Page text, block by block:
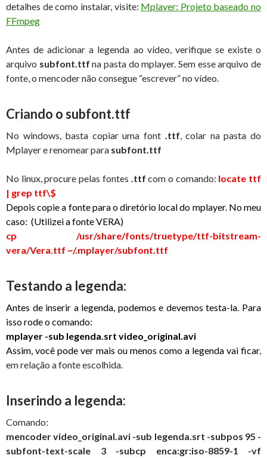
detalhes de como instalar, visite: Mplayer: Projeto baseado no
FFmpeg
Antes de adicionar a legenda ao vídeo, verifique se existe o
arquivo subfont.ttf na pasta do mplayer. Sem esse arquivo de
fonte, o mencoder não consegue “escrever” no vídeo.
Criando o subfont.ttf
No windows, basta copiar uma font .ttf, colar na pasta do
Mplayer e renomear para subfont.ttf
No linux, procure pelas fontes .ttf com o comando: locate ttf
| grep ttf\$
Depois copie a fonte para o diretório local do mplayer. No meu
caso: (Utilizei a fonte VERA)
cp /usr/share/fonts/truetype/ttf-bitstream-
vera/Vera.ttf ~/.mplayer/subfont.ttf
Testando a legenda:
Antes de inserir a legenda, podemos e devemos testa-la. Para
isso rode o comando:
mplayer -sub legenda.srt video_original.avi
Assim, você pode ver mais ou menos como a legenda vai ficar,
em relação a fonte escolhida.
Inserindo a legenda:
Comando:
mencoder video_original.avi -sub legenda.srt -subpos 95 -
subfont-text-scale 3 -subcp enca:gr:iso-8859-1 -vf